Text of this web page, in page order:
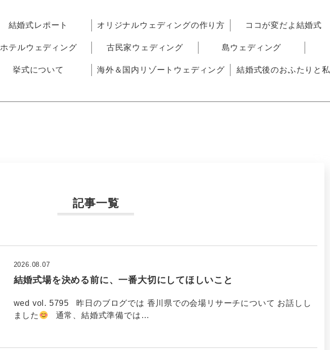
結婚式レポート オリジナルウェディングの作り方 ココが変だよ結婚式
ホテルウェディング 古民家ウェディング 島ウェディング
挙式について 海外＆国内リゾートウェディング 結婚式後のおふたりと私
記事一覧
結婚式場を決める前に、一番大切にしてほしいこと
2026.08.07
wed vol. 5795 昨日のブログでは 香川県での会場リサーチについて お話しし
ました
通常、結婚式準備では…